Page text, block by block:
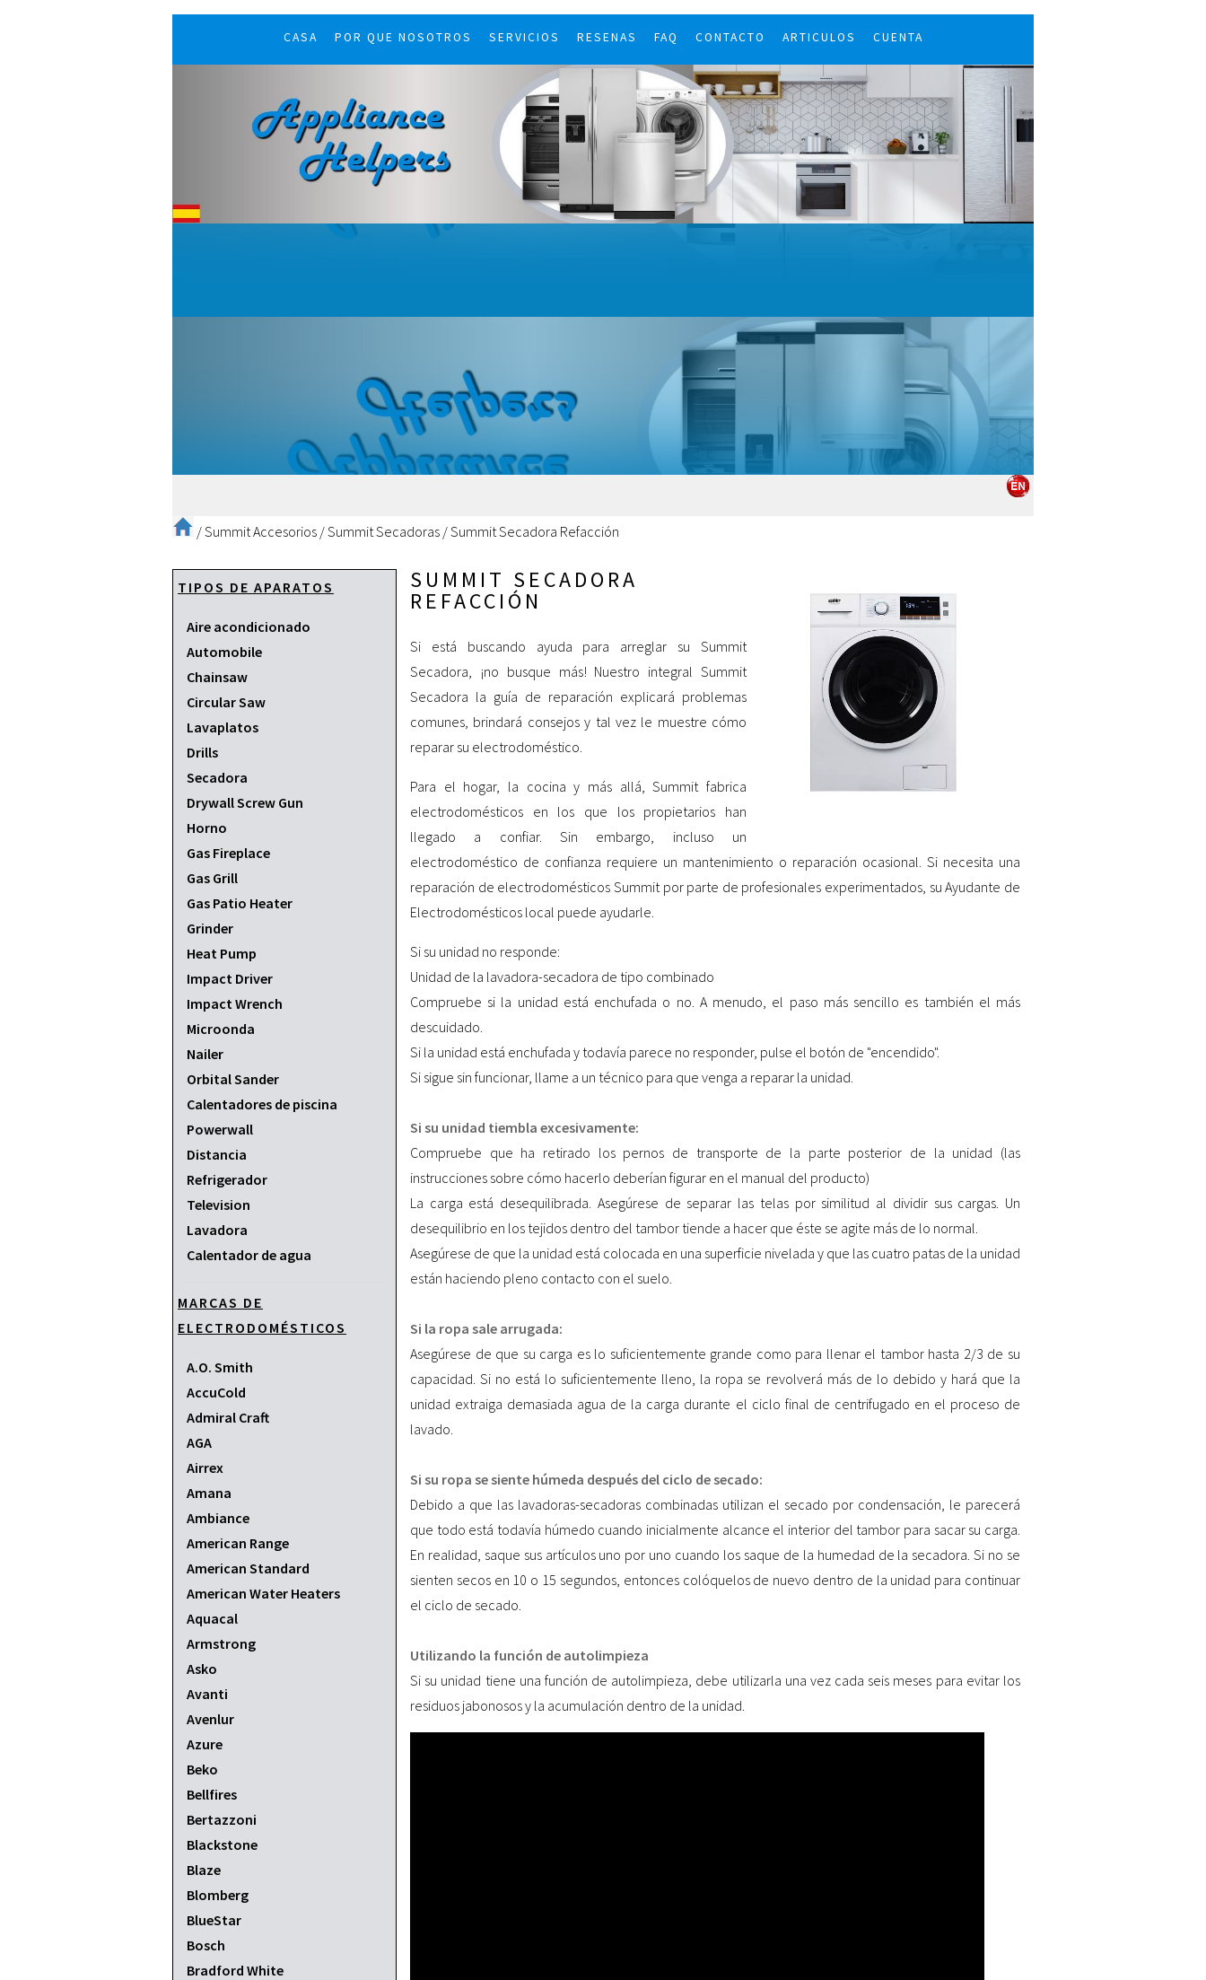
CASA POR QUE NOSOTROS SERVICIOS RESENAS FAQ CONTACTO ARTICULOS CUENTA
/Summit Accesorios /Summit Secadoras /Summit Secadora Refacción
TIPOS DE APARATOS
Aire acondicionado
Automobile
Chainsaw
Circular Saw
Lavaplatos
Drills
Secadora
Drywall Screw Gun
Horno
Gas Fireplace
Gas Grill
Gas Patio Heater
Grinder
Heat Pump
Impact Driver
Impact Wrench
Microonda
Nailer
Orbital Sander
Calentadores de piscina
Powerwall
Distancia
Refrigerador
Television
Lavadora
Calentador de agua
MARCAS DE
ELECTRODOMÉSTICOS
A.O. Smith
AccuCold
Admiral Craft
AGA
Airrex
Amana
Ambiance
American Range
American Standard
American Water Heaters
Aquacal
Armstrong
Asko
Avanti
Avenlur
Azure
Beko
Bellfires
Bertazzoni
Blackstone
Blaze
Blomberg
BlueStar
Bosch
Bradford White
SUMMIT SECADORA
REFACCIÓN
Si está buscando ayuda para arreglar su Summit
Secadora, ¡no busque más! Nuestro integral Summit
Secadora la guía de reparación explicará problemas
comunes, brindará consejos y tal vez le muestre cómo
reparar su electrodoméstico.
Para el hogar, la cocina y más allá, Summit fabrica
electrodomésticos en los que los propietarios han
llegado a confiar. Sin embargo, incluso un
electrodoméstico de confianza requiere un mantenimiento o reparación ocasional. Si necesita una
reparación de electrodomésticos Summit por parte de profesionales experimentados, su Ayudante de
Electrodomésticos local puede ayudarle.
Si su unidad no responde:
Unidad de la lavadora-secadora de tipo combinado
Compruebe si la unidad está enchufada o no. A menudo, el paso más sencillo es también el más
descuidado.
Si la unidad está enchufada y todavía parece no responder, pulse el botón de "encendido".
Si sigue sin funcionar, llame a un técnico para que venga a reparar la unidad.
Si su unidad tiembla excesivamente:
Compruebe que ha retirado los pernos de transporte de la parte posterior de la unidad (las
instrucciones sobre cómo hacerlo deberían figurar en el manual del producto)
La carga está desequilibrada. Asegúrese de separar las telas por similitud al dividir sus cargas. Un
desequilibrio en los tejidos dentro del tambor tiende a hacer que éste se agite más de lo normal.
Asegúrese de que la unidad está colocada en una superficie nivelada y que las cuatro patas de la unidad
están haciendo pleno contacto con el suelo.
Si la ropa sale arrugada:
Asegúrese de que su carga es lo suficientemente grande como para llenar el tambor hasta 2/3 de su
capacidad. Si no está lo suficientemente lleno, la ropa se revolverá más de lo debido y hará que la
unidad extraiga demasiada agua de la carga durante el ciclo final de centrifugado en el proceso de
lavado.
Si su ropa se siente húmeda después del ciclo de secado:
Debido a que las lavadoras-secadoras combinadas utilizan el secado por condensación, le parecerá
que todo está todavía húmedo cuando inicialmente alcance el interior del tambor para sacar su carga.
En realidad, saque sus artículos uno por uno cuando los saque de la humedad de la secadora. Si no se
sienten secos en 10 o 15 segundos, entonces colóquelos de nuevo dentro de la unidad para continuar
el ciclo de secado.
Utilizando la función de autolimpieza
Si su unidad tiene una función de autolimpieza, debe utilizarla una vez cada seis meses para evitar los
residuos jabonosos y la acumulación dentro de la unidad.